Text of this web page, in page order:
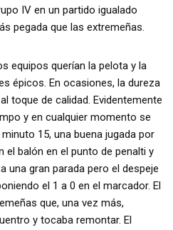
IV en un partido igualado
pegada que las extremeñas.
equipos querían la pelota y la
épicos. En ocasiones, la dureza
toque de calidad. Evidentemente
y en cualquier momento se
15, una buena jugada por
el balón en el punto de penalti y
una gran parada pero el despeje
el 1 a 0 en el marcador. El
que, una vez más,
y tocaba remontar. El